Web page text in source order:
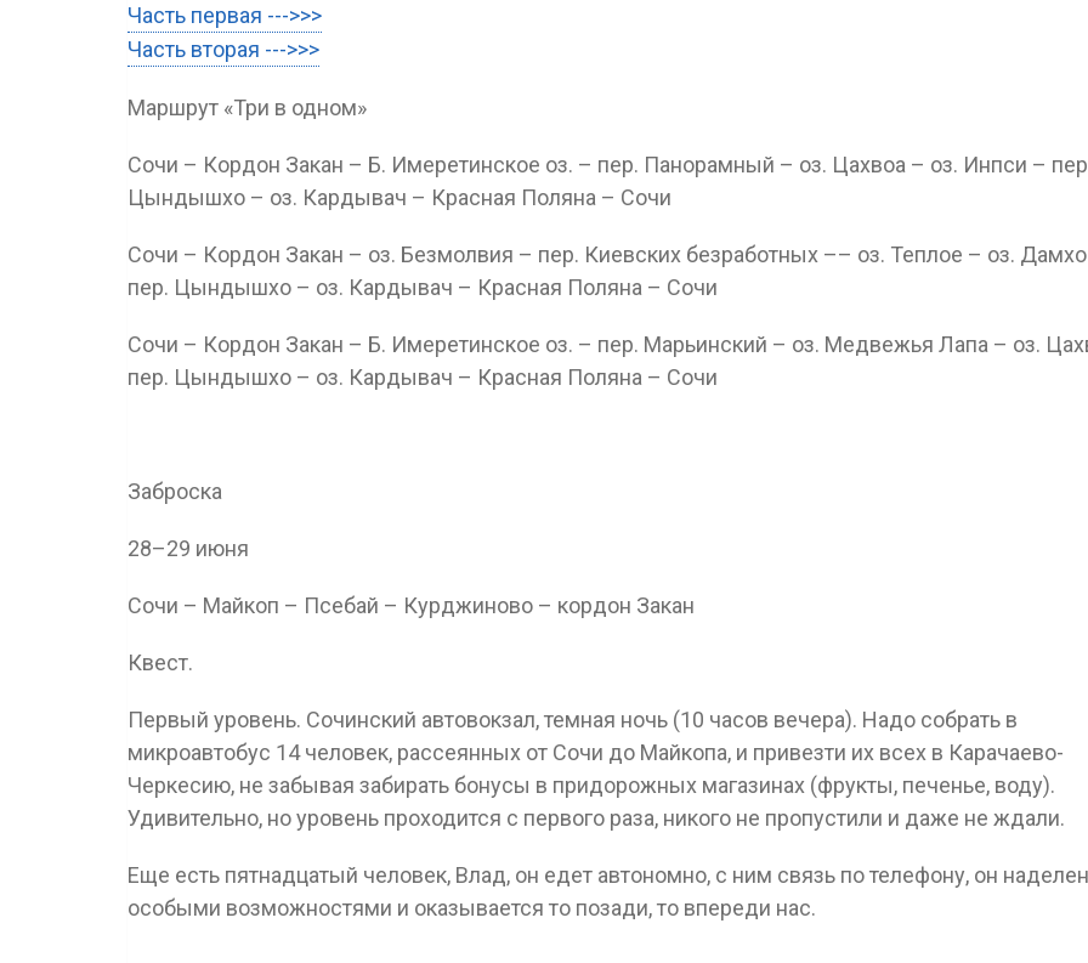
Часть первая --->>>
Часть вторая --->>>
Маршрут «Три в одном»
Сочи – Кордон Закан – Б. Имеретинское оз. – пер. Панорамный – оз. Цахвоа – оз. Инпси –
Цындышхо – оз. Кардывач – Красная Поляна – Сочи
Сочи – Кордон Закан – оз. Безмолвия – пер. Киевских безработных –– оз. Теплое – оз.
пер. Цындышхо – оз. Кардывач – Красная Поляна – Сочи
Сочи – Кордон Закан – Б. Имеретинское оз. – пер. Марьинский – оз. Медвежья Лапа – оз.
пер. Цындышхо – оз. Кардывач – Красная Поляна – Сочи
Заброска
28–29 июня
Сочи – Майкоп – Псебай – Курджиново – кордон Закан
Квест.
Первый уровень. Сочинский автовокзал, темная ночь (10 часов вечера). Надо собрать в
микроавтобус 14 человек, рассеянных от Сочи до Майкопа, и привезти их всех в Карачаево-
Черкесию, не забывая забирать бонусы в придорожных магазинах (фрукты, печенье, воду).
Удивительно, но уровень проходится с первого раза, никого не пропустили и даже не ждали.
Еще есть пятнадцатый человек, Влад, он едет автономно, с ним связь по телефону, он наделен
особыми возможностями и оказывается то позади, то впереди нас.